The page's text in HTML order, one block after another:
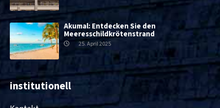
Akumal: Entdecken Sie den
Meeresschildkrötenstrand
25. April 2025
institutionell